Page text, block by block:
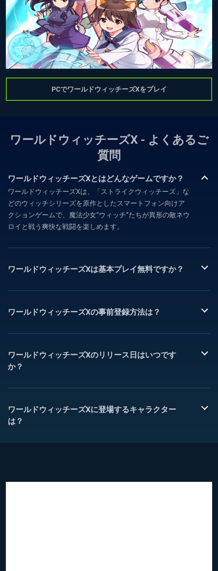
PCでワールドウィッチーズXをプレイ
ワールドウィッチーズX - よくあるご
質問
ワールドウィッチーズXとはどんなゲームですか？
ワールドウィッチーズXは、「ストライクウィッチーズ」な
どのウィッチシリーズを原作としたスマートフォン向けア
クションゲームで、魔法少女“ウィッチ”たちが異形の敵ネウ
ロイと戦う爽快な戦闘を楽しめます。
ワールドウィッチーズXは基本プレイ無料ですか？
ワールドウィッチーズXの事前登録方法は？
ワールドウィッチーズXのリリース日はいつです
か？
ワールドウィッチーズXに登場するキャラクター
は？